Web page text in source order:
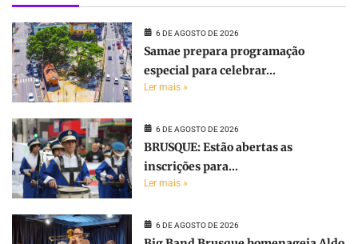
6 DE AGOSTO DE 2026
Samae prepara programação
especial para celebrar...
Ler mais »
6 DE AGOSTO DE 2026
BRUSQUE: Estão abertas as
inscrições para...
Ler mais »
6 DE AGOSTO DE 2026